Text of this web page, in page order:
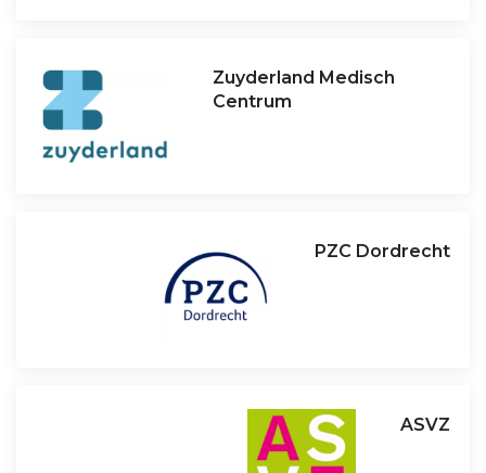
Zuyderland Medisch
Centrum
PZC Dordrecht
ASVZ